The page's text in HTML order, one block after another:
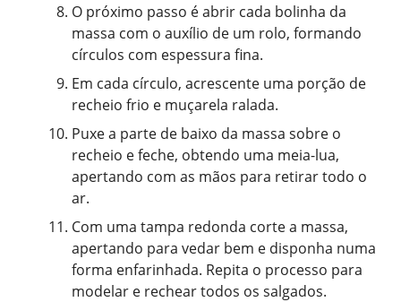
O próximo passo é abrir cada bolinha da
massa com o auxílio de um rolo, formando
círculos com espessura fina.
Em cada círculo, acrescente uma porção de
recheio frio e muçarela ralada.
Puxe a parte de baixo da massa sobre o
recheio e feche, obtendo uma meia-lua,
apertando com as mãos para retirar todo o
ar.
Com uma tampa redonda corte a massa,
apertando para vedar bem e disponha numa
forma enfarinhada. Repita o processo para
modelar e rechear todos os salgados.